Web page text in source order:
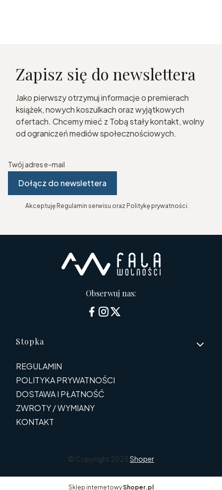
Zapisz się do newslettera
Jako pierwszy otrzymuj informacje o premierach
książek, nowych koszulkach oraz wyjątkowych
ofertach. Chcemy mieć z Tobą stały kontakt, wolny
od ograniczeń mediów społecznościowych.
Twój adres e-mail
Dołącz do newslettera
Akceptuję Regulamin serwisu oraz Politykę prywatności.
Obserwuj nas:
Linki w stopce
Stopka
REGULAMIN
POLITYKA PRYWATNOŚCI
DOSTAWA I PŁATNOŚĆ
ZWROTY / WYMIANY
KONTAKT
© Copyright 2025Shoper
Sklep internetowyShoper.pl